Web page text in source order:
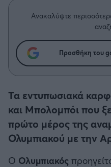
Άρης
Λεβαδειακός
Βόλος
Ατρόμητος Αθηνών
Μεγάλη μου Αγάπη
Ανακαλύψτε
Προσθήκη του
Τα εντυπωσιακά
και Μπολομπόι που
πρώτο μέρος της
Ολυμπιακού με την
Ο Ολυμπιακός